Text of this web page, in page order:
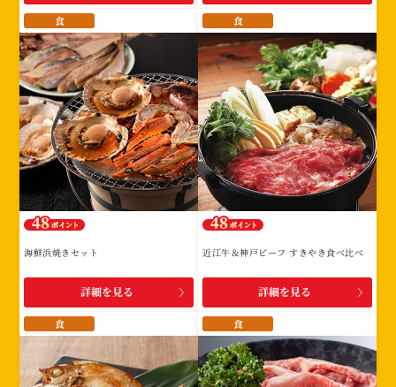
食
海鮮浜焼きセット
詳細を見る
食
近江牛＆神戸ビーフ すきやき食べ比べ
詳細を見る
食 食